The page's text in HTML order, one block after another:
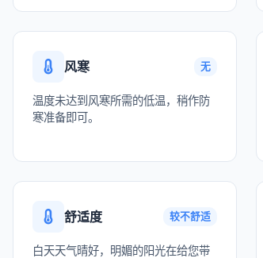
风寒 无
温度未达到风寒所需的低温，稍作防
寒准备即可。
舒适度 较不舒适
白天天气晴好，明媚的阳光在给您带